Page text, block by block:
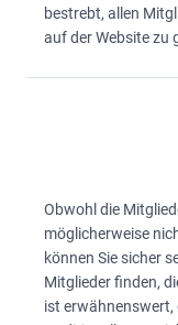
bestrebt, allen
auf der Website zu
Obwohl die
möglicherweise
können Sie sicher
Mitglieder finden,
ist erwähnenswert,